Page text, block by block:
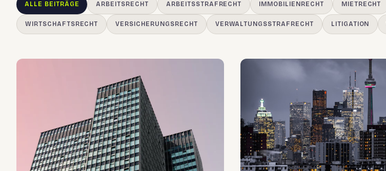
ALLE BEITRÄGE ARBEITSRECHT ARBEITSSTRAFRECHT IMMOBILIENRECHT MIETRECHT
WIRTSCHAFTSRECHT VERSICHERUNGSRECHT VERWALTUNGSSTRAFRECHT LITIGATION